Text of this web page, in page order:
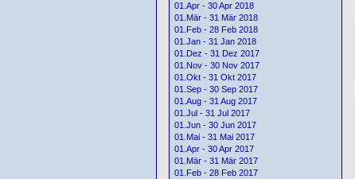
01.Apr - 30 Apr 2018
01.Mär - 31 Mär 2018
01.Feb - 28 Feb 2018
01.Jan - 31 Jan 2018
01.Dez - 31 Dez 2017
01.Nov - 30 Nov 2017
01.Okt - 31 Okt 2017
01.Sep - 30 Sep 2017
01.Aug - 31 Aug 2017
01.Jul - 31 Jul 2017
01.Jun - 30 Jun 2017
01.Mai - 31 Mai 2017
01.Apr - 30 Apr 2017
01.Mär - 31 Mär 2017
01.Feb - 28 Feb 2017